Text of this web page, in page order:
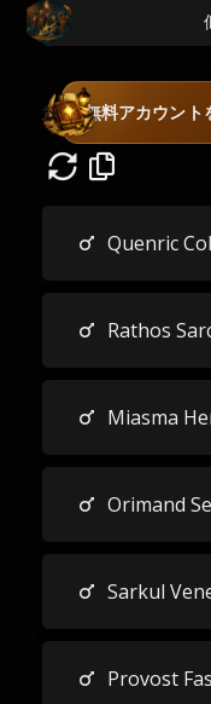
無料アカウント
Quenric
Rathos
Miasma
Orimand
Sarkul
Provost